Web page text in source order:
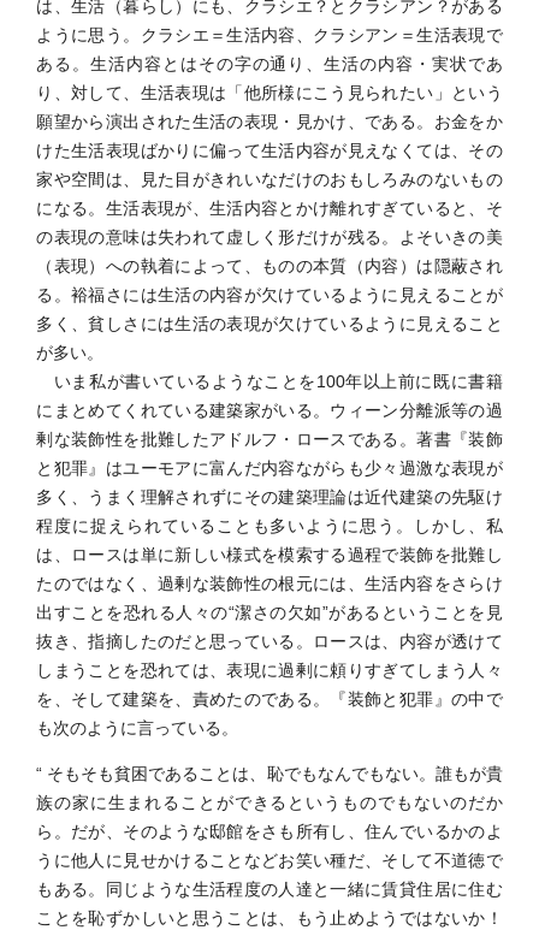
は、生活（暮らし）にも、クラシエ？とクラシアン？がある
ように思う。クラシエ＝生活内容、クラシアン＝生活表現で
ある。生活内容とはその字の通り、生活の内容・実状であ
り、対して、生活表現は「他所様にこう見られたい」という
願望から演出された生活の表現・見かけ、である。お金をか
けた生活表現ばかりに偏って生活内容が見えなくては、その
家や空間は、見た目がきれいなだけのおもしろみのないもの
になる。生活表現が、生活内容とかけ離れすぎていると、そ
の表現の意味は失われて虚しく形だけが残る。よそいきの美
（表現）への執着によって、ものの本質（内容）は隠蔽され
る。裕福さには生活の内容が欠けているように見えることが
多く、貧しさには生活の表現が欠けているように見えること
が多い。
いま私が書いているようなことを100年以上前に既に書籍
にまとめてくれている建築家がいる。ウィーン分離派等の過
剰な装飾性を批難したアドルフ・ロースである。著書『装飾
と犯罪』はユーモアに富んだ内容ながらも少々過激な表現が
多く、うまく理解されずにその建築理論は近代建築の先駆け
程度に捉えられていることも多いように思う。しかし、私
は、ロースは単に新しい様式を模索する過程で装飾を批難し
たのではなく、過剰な装飾性の根元には、生活内容をさらけ
出すことを恐れる人々の“潔さの欠如”があるということを見
抜き、指摘したのだと思っている。ロースは、内容が透けて
しまうことを恐れては、表現に過剰に頼りすぎてしまう人々
を、そして建築を、責めたのである。『装飾と犯罪』の中で
も次のように言っている。
“ そもそも貧困であることは、恥でもなんでもない。誰もが貴
族の家に生まれることができるというものでもないのだか
ら。だが、そのような邸館をさも所有し、住んでいるかのよ
うに他人に見せかけることなどお笑い種だ、そして不道徳で
もある。同じような生活程度の人達と一緒に賃貸住居に住む
ことを恥ずかしいと思うことは、もう止めようではないか！